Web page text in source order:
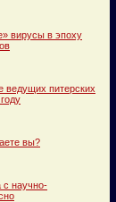
вирусы в эпоху
ведущих питерских
вы?
с научно-